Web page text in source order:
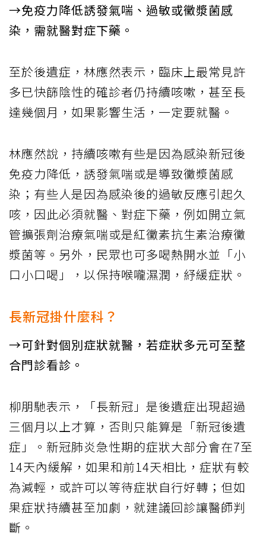
→免疫力降低誘發氣喘、過敏或黴漿菌感
染，需就醫對症下藥。
至於後遺症，林應然表示，臨床上最常見許
多已快篩陰性的確診者仍持續咳嗽，甚至長
達幾個月，如果影響生活，一定要就醫。
林應然說，持續咳嗽有些是因為感染新冠後
免疫力降低，誘發氣喘或是導致黴漿菌感
染；有些人是因為感染後的過敏反應引起久
咳，因此必須就醫、對症下藥，例如開立氣
管擴張劑治療氣喘或是紅黴素抗生素治療黴
漿菌等。另外，民眾也可多喝熱開水並「小
口小口喝」，以保持喉嚨濕潤，紓緩症狀。
長新冠掛什麼科？
→可針對個別症狀就醫，若症狀多元可至整
合門診看診。
柳朋馳表示，「長新冠」是後遺症出現超過
三個月以上才算，否則只能算是「新冠後遺
症」。新冠肺炎急性期的症狀大部分會在7至
14天內緩解，如果和前14天相比，症狀有較
為減輕，或許可以等待症狀自行好轉；但如
果症狀持續甚至加劇，就建議回診讓醫師判
斷。